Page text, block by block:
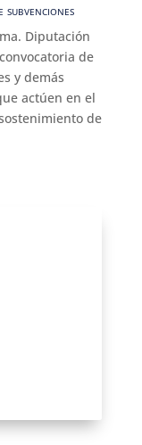
subvenciones
Diputación
de
y demás
actúen en el
de